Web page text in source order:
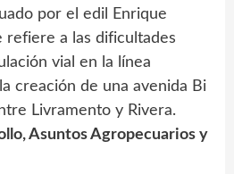
por el edil Enrique
refiere a las dificultades
vial en la línea
creación de una avenida Bi
Livramento y Rivera.
Asuntos Agropecuarios y